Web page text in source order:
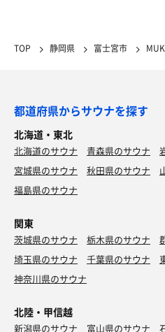
TOP 静岡県 富士宮市
都道府県からサウナを探す
北海道・東北
北海道のサウナ 青森県のサウナ
宮城県のサウナ
秋田県のサウナ
福島県のサウナ
関東
茨城県のサウナ 栃木県のサウナ
埼玉県のサウナ
千葉県のサウナ
神奈川県のサウナ
北陸・甲信越
新潟県のサウナ 富山県のサウナ